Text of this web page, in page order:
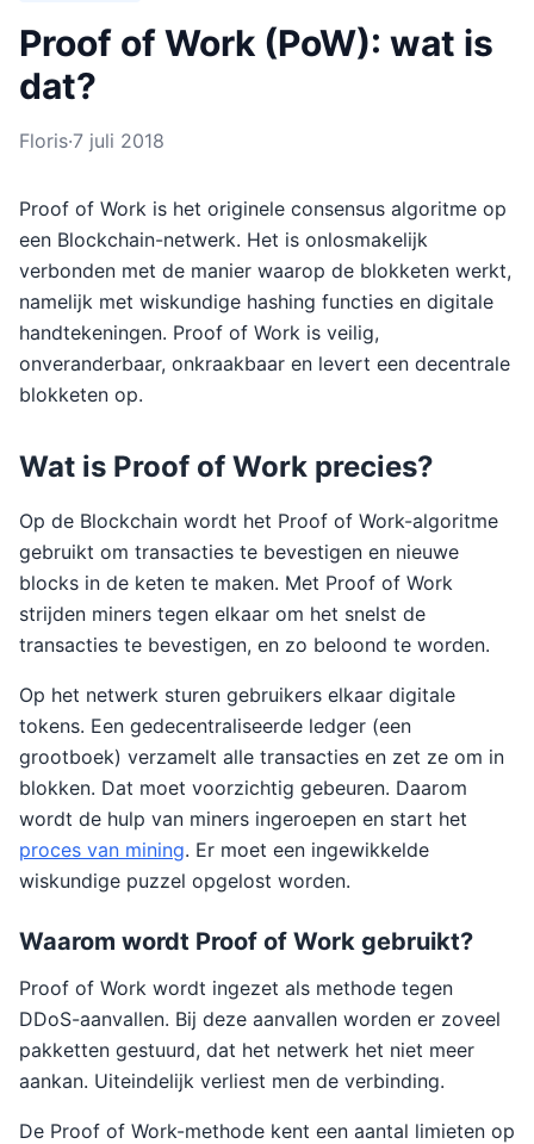
Proof of Work (PoW): wat is
dat?
Floris·7 juli 2018
Proof of Work is het originele consensus algoritme op
een Blockchain-netwerk. Het is onlosmakelijk
verbonden met de manier waarop de blokketen werkt,
namelijk met wiskundige hashing functies en digitale
handtekeningen. Proof of Work is veilig,
onveranderbaar, onkraakbaar en levert een decentrale
blokketen op.
Wat is Proof of Work precies?
Op de Blockchain wordt het Proof of Work-algoritme
gebruikt om transacties te bevestigen en nieuwe
blocks in de keten te maken. Met Proof of Work
strijden miners tegen elkaar om het snelst de
transacties te bevestigen, en zo beloond te worden.
Op het netwerk sturen gebruikers elkaar digitale
tokens. Een gedecentraliseerde ledger (een
grootboek) verzamelt alle transacties en zet ze om in
blokken. Dat moet voorzichtig gebeuren. Daarom
wordt de hulp van miners ingeroepen en start het
proces van mining. Er moet een ingewikkelde
wiskundige puzzel opgelost worden.
Waarom wordt Proof of Work gebruikt?
Proof of Work wordt ingezet als methode tegen
DDoS-aanvallen. Bij deze aanvallen worden er zoveel
pakketten gestuurd, dat het netwerk het niet meer
aankan. Uiteindelijk verliest men de verbinding.
De Proof of Work-methode kent een aantal limieten op